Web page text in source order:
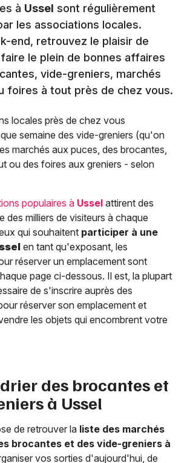
à Ussel sont régulièrement
les associations locales.
end, retrouvez le plaisir de
le plein de bonnes affaires
vide-greniers, marchés
foires à tout près de chez vous.
locales près de chez vous
semaine des vide-greniers (qu'on
marchés aux puces, des brocantes,
ou des foires aux greniers - selon
populaires à Ussel attirent des
des milliers de visiteurs à chaque
qui souhaitent participer à une
en tant qu'exposant, les
réserver un emplacement sont
page ci-dessous. Il est, la plupart
de s'inscrire auprès des
réserver son emplacement et
les objets qui encombrent votre
des brocantes et
à Ussel
de retrouver la liste des marchés
brocantes et des vide-greniers à
vos sorties d'aujourd'hui, de